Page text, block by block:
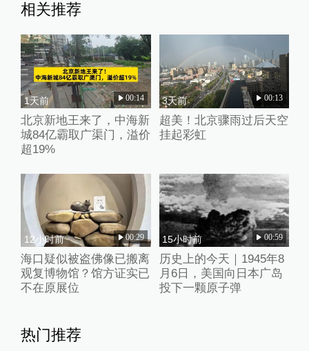
相关推荐
1天前 00:14
北京新地王来了，中海新
城84亿霸取广渠门，溢价
超19%
3天前 00:13
超美！北京骤雨过后天空
挂起彩虹
12小时前 00:29
海口疑似被盗佛像已搬离
观复博物馆？馆方证实已
不在原展位
15小时前 00:59
历史上的今天｜1945年8
月6日，美国向日本广岛
投下一颗原子弹
热门推荐